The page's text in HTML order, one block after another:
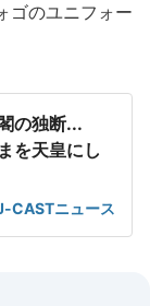
ゴのユニフォー
の独断...
を天皇にし
CASTニュース